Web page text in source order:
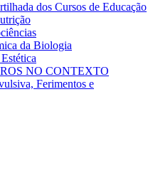
dos Cursos de Educação
da Biologia
NO CONTEXTO
Ferimentos e